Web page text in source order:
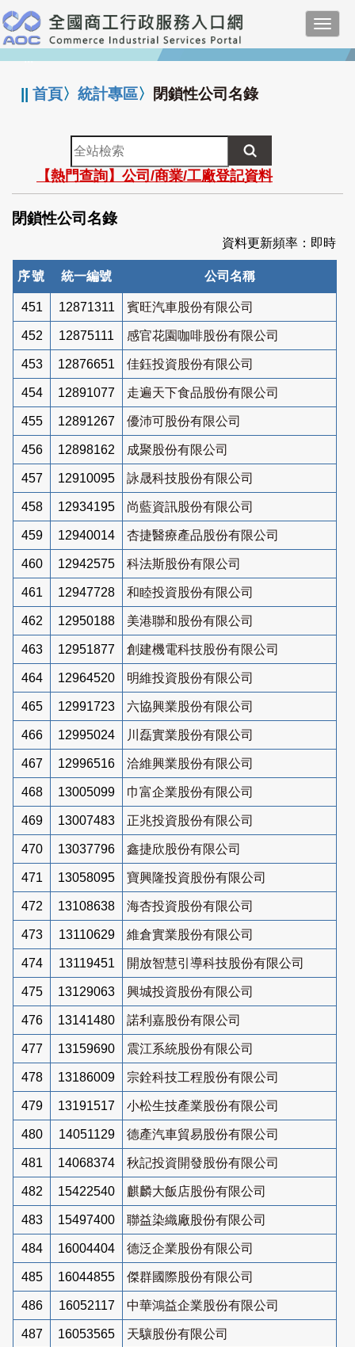
跳
到
主
要
:::
||首頁〉統計專區〉 閉鎖性公司名錄
全
站
檢
索
【熱門查詢】公司/商業/工廠登記資料
閉鎖性公司名錄
資料更新頻率：即時
序號 統一編號 公司名稱
451 12871311 賓旺汽車股份有限公司
452 12875111 感官花園咖啡股份有限公司
453 12876651 佳鈺投資股份有限公司
454 12891077 走遍天下食品股份有限公司
455 12891267 優沛可股份有限公司
456 12898162 成聚股份有限公司
457 12910095 詠晟科技股份有限公司
458 12934195 尚藍資訊股份有限公司
459 12940014 杏捷醫療產品股份有限公司
460 12942575 科法斯股份有限公司
461 12947728 和睦投資股份有限公司
462 12950188 美港聯和股份有限公司
463 12951877 創建機電科技股份有限公司
464 12964520 明維投資股份有限公司
465 12991723 六協興業股份有限公司
466 12995024 川磊實業股份有限公司
467 12996516 洽維興業股份有限公司
468 13005099 巾富企業股份有限公司
469 13007483 正兆投資股份有限公司
470 13037796 鑫捷欣股份有限公司
471 13058095 寶興隆投資股份有限公司
472 13108638 海杏投資股份有限公司
473 13110629 維倉實業股份有限公司
474 13119451 開放智慧引導科技股份有限公司
475 13129063 興城投資股份有限公司
476 13141480 諾利嘉股份有限公司
477 13159690 震江系統股份有限公司
478 13186009 宗銓科技工程股份有限公司
479 13191517 小松生技產業股份有限公司
480 14051129 德產汽車貿易股份有限公司
481 14068374 秋記投資開發股份有限公司
482 15422540 麒麟大飯店股份有限公司
483 15497400 聯益染織廠股份有限公司
484 16004404 德泛企業股份有限公司
485 16044855 傑群國際股份有限公司
486 16052117 中華鴻益企業股份有限公司
487 16053565 天驤股份有限公司